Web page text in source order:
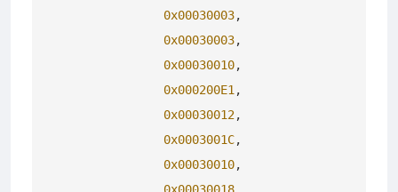
0x00030003,
0x00030003,
0x00030010,
0x000200E1 ,
0x00030012,
0x0003001C,
0x00030010,